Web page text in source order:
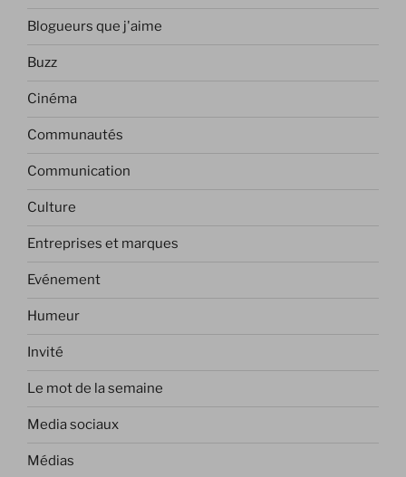
Blogueurs que j'aime
Buzz
Cinéma
Communautés
Communication
Culture
Entreprises et marques
Evénement
Humeur
Invité
Le mot de la semaine
Media sociaux
Médias